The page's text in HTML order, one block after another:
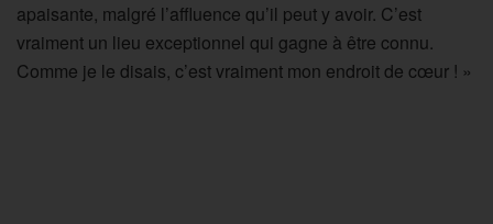
apaisante, malgré l’affluence qu’il peut y avoir. C’est
vraiment un lieu exceptionnel qui gagne à être connu.
Comme je le disais, c’est vraiment mon endroit de cœur ! »